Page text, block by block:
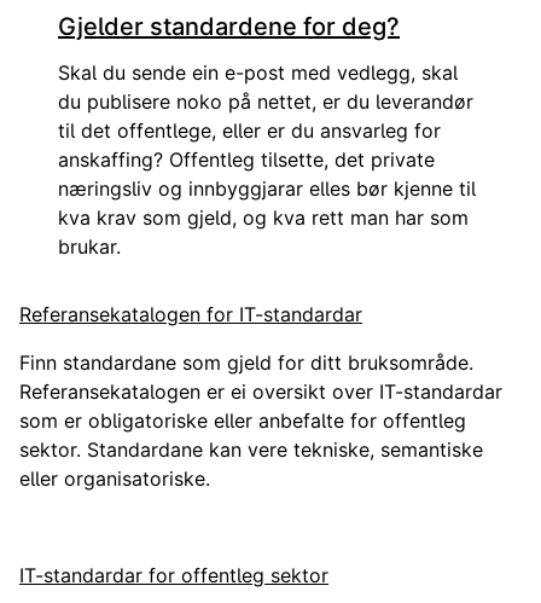
Gjelder standardene for deg?
Skal du sende ein e-post med vedlegg, skal
du publisere noko på nettet, er du leverandør
til det offentlege, eller er du ansvarleg for
anskaffing? Offentleg tilsette, det private
næringsliv og innbyggjarar elles bør kjenne til
kva krav som gjeld, og kva rett man har som
brukar.
Referansekatalogen for IT-standardar
Finn standardane som gjeld for ditt bruksområde.
Referansekatalogen er ei oversikt over IT-standardar
som er obligatoriske eller anbefalte for offentleg
sektor. Standardane kan vere tekniske, semantiske
eller organisatoriske.
IT-standardar for offentleg sektor